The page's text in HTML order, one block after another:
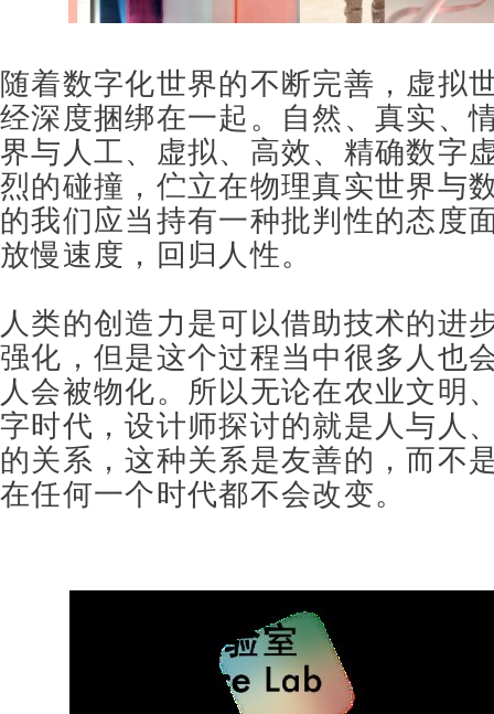
随着数字化世界的不断完善，虚拟
经深度捆绑在一起。自然、真实、
界与人工、虚拟、高效、精确数字
烈的碰撞，伫立在物理真实世界与
的我们应当持有一种批判性的态度
放慢速度，回归人性。
人类的创造力是可以借助技术的进
强化，但是这个过程当中很多人也
人会被物化。所以无论在农业文明
字时代，设计师探讨的就是人与人
的关系，这种关系是友善的，而不
在任何一个时代都不会改变。